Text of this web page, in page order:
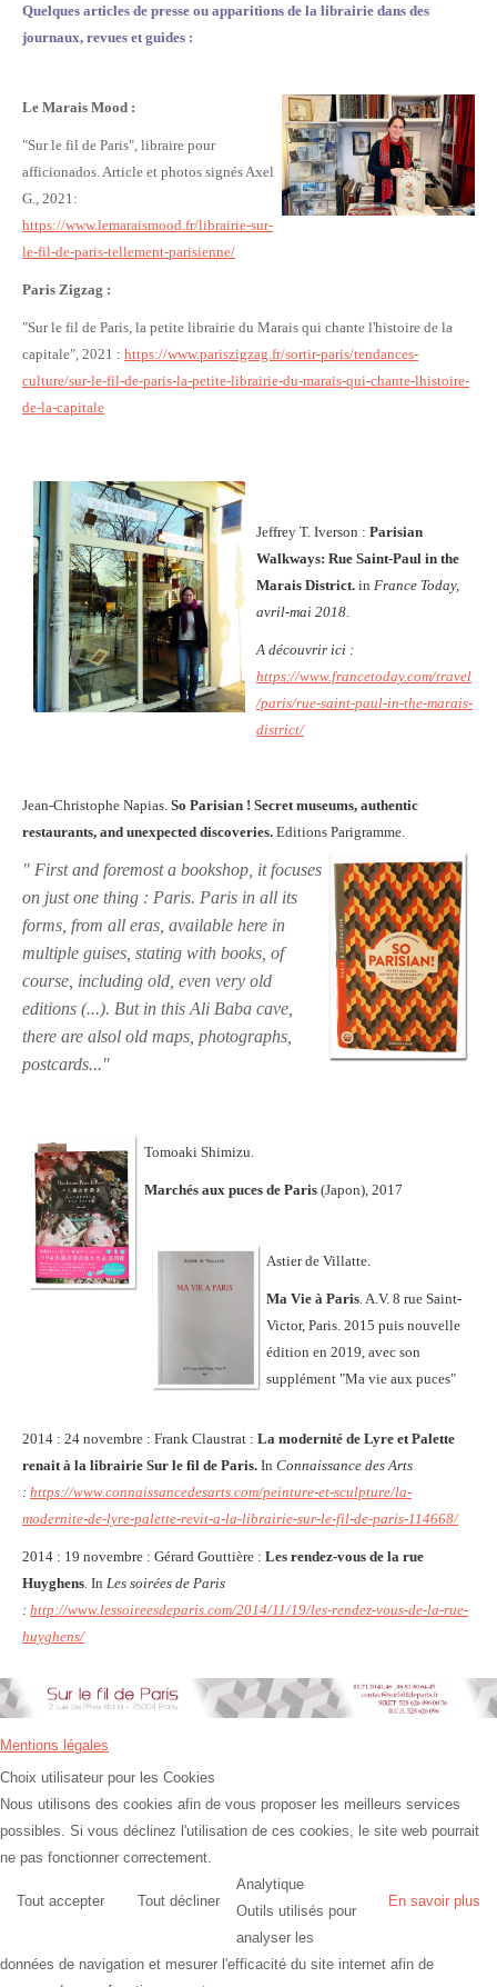
Quelques articles de presse ou apparitions de la librairie dans des
journaux, revues et guides :
Le Marais Mood :
"Sur le fil de Paris", libraire pour
afficionados. Article et photos signés Axel
G., 2021:
https://www.lemaraismood.fr/librairie-sur-
le-fil-de-paris-tellement-parisienne/
Paris Zigzag :
"Sur le fil de Paris, la petite librairie du Marais qui chante l'histoire de la
capitale", 2021 : https://www.pariszigzag.fr/sortir-paris/tendances-
culture/sur-le-fil-de-paris-la-petite-librairie-du-marais-qui-chante-lhistoire-
de-la-capitale
Jeffrey T. Iverson : Parisian
Walkways: Rue Saint-Paul in the
Marais District. in France Today,
avril-mai 2018.
A découvrir ici :
https://www.francetoday.com/travel
/paris/rue-saint-paul-in-the-marais-
district/
Jean-Christophe Napias. So Parisian ! Secret museums, authentic
restaurants, and unexpected discoveries. Editions Parigramme.
" First and foremost a bookshop, it focuses
on just one thing : Paris. Paris in all its
forms, from all eras, available here in
multiple guises, stating with books, of
course, including old, even very old
editions (...). But in this Ali Baba cave,
there are alsol old maps, photographs,
postcards..."
Tomoaki Shimizu.
Marchés aux puces de Paris (Japon), 2017
Astier de Villatte.
Ma Vie à Paris . A.V. 8 rue Saint-
Victor, Paris. 2015 puis nouvelle
édition en 2019, avec son
supplément "Ma vie aux puces"
2014 : 24 novembre : Frank Claustrat : La modernité de Lyre et Palette
renait à la librairie Sur le fil de Paris. In Connaissance des Arts
: https://www.connaissancedesarts.com/peinture-et-sculpture/la-
modernite-de-lyre-palette-revit-a-la-librairie-sur-le-fil-de-paris-114668/
2014 : 19 novembre : Gérard Gouttière : Les rendez-vous de la rue
Huyghens . In Les soirées de Paris
: http://www.lessoireesdeparis.com/2014/11/19/les-rendez-vous-de-la-rue-
huyghens/
Mentions légales
Choix utilisateur pour les Cookies
Nous utilisons des cookies afin de vous proposer les meilleurs services
possibles. Si vous déclinez l'utilisation de ces cookies, le site web pourrait
ne pas fonctionner correctement.
Tout accepter Tout décliner En savoir plus
Analytique
Outils utilisés pour
analyser les
données de navigation et mesurer l'efficacité du site internet afin de